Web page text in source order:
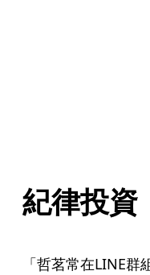
紀律投資
「哲茗常在LINE